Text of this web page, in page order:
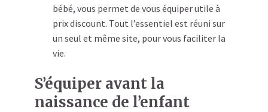
bébé, vous permet de vous équiper utile à
prix discount. Tout l’essentiel est réuni sur
un seul et même site, pour vous faciliter la
vie.
S’équiper avant la
naissance de l’enfant